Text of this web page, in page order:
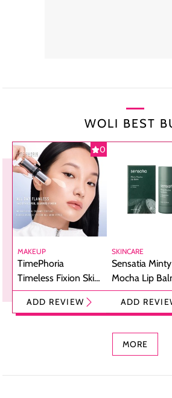
WOLI BEST
0
MAKEUP
TimePhoria
Timeless Fixion Skin
Tint Stick,
Foundation dan
ADD REVIEW
SKINCARE
Sensatia Minty
Mocha Lip
Pelembap
dengan Aroma
ADD
MORE